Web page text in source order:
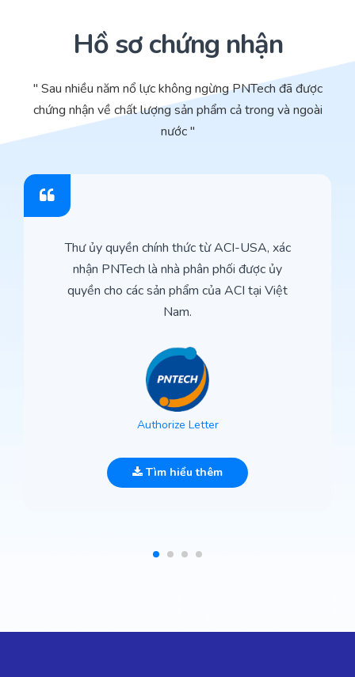
Hồ sơ chứng nhận
" Sau nhiều năm nổ lực không ngừng PNTech đã được
chứng nhận về chất lượng sản phẩm cả trong và ngoài
nước "
Thư ủy quyền chính thức từ ACI-USA, xác
nhận PNTech là nhà phân phối được ủy
quyền cho các sản phẩm của ACI tại Việt
Nam.
Authorize Letter
Tìm hiểu thêm